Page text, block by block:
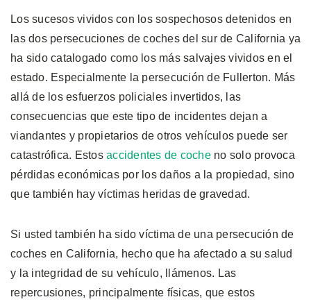
Los sucesos vividos con los sospechosos detenidos en
las dos persecuciones de coches del sur de California ya
ha sido catalogado como los más salvajes vividos en el
estado. Especialmente la persecución de Fullerton. Más
allá de los esfuerzos policiales invertidos, las
consecuencias que este tipo de incidentes dejan a
viandantes y propietarios de otros vehículos puede ser
catastrófica. Estos accidentes de cocheno solo provoca
pérdidas económicas por los daños a la propiedad, sino
que también hay víctimas heridas de gravedad.
Si usted también ha sido víctima de una persecución de
coches en California, hecho que ha afectado a su salud
y la integridad de su vehículo, llámenos. Las
repercusiones, principalmente físicas, que estos